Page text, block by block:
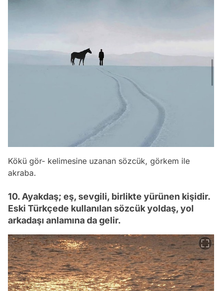
Kökü gör- kelimesine uzanan sözcük, görkem ile
akraba.
10. Ayakdaş; eş, sevgili, birlikte yürünen kişidir.
Eski Türkçede kullanılan sözcük yoldaş, yol
arkadaşı anlamına da gelir.